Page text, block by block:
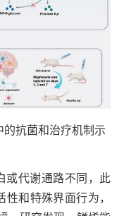
抗菌和治疗机制示
或代谢通路不同，此
和特殊界面行为，